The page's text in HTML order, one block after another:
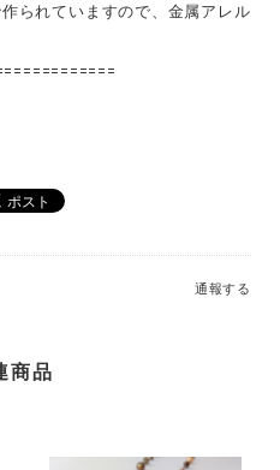
られていますので、金属アレル
通報する
商品